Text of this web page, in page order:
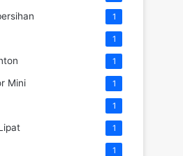
1
1
1
Mini 1
1
1
1